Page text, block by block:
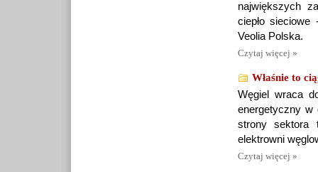
największych
ciepło
Veolia Polska.
Czytaj więcej »
Właśnie to
Węgiel wraca
energetyczny w
strony sektora
elektrowni
Czytaj więcej »